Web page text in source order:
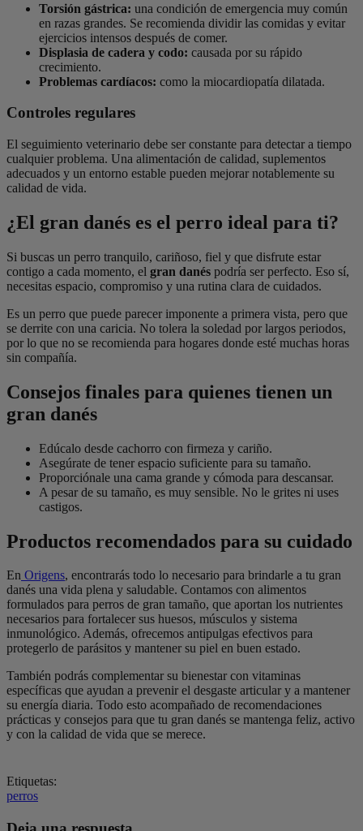
Torsión gástrica: una condición de emergencia muy común
en razas grandes. Se recomienda dividir las comidas y evitar
ejercicios intensos después de comer.
Displasia de cadera y codo: causada por su rápido
crecimiento.
Problemas cardíacos: como la miocardiopatía dilatada.
Controles regulares
El seguimiento veterinario debe ser constante para detectar a tiempo
cualquier problema. Una alimentación de calidad, suplementos
adecuados y un entorno estable pueden mejorar notablemente su
calidad de vida.
¿El gran danés es el perro ideal para ti?
Si buscas un perro tranquilo, cariñoso, fiel y que disfrute estar
contigo a cada momento, el gran danés podría ser perfecto. Eso sí,
necesitas espacio, compromiso y una rutina clara de cuidados.
Es un perro que puede parecer imponente a primera vista, pero que
se derrite con una caricia. No tolera la soledad por largos periodos,
por lo que no se recomienda para hogares donde esté muchas horas
sin compañía.
Consejos finales para quienes tienen un
gran danés
Edúcalo desde cachorro con firmeza y cariño.
Asegúrate de tener espacio suficiente para su tamaño.
Proporciónale una cama grande y cómoda para descansar.
A pesar de su tamaño, es muy sensible. No le grites ni uses
castigos.
Productos recomendados para su cuidado
En Origens, encontrarás todo lo necesario para brindarle a tu gran
danés una vida plena y saludable. Contamos con alimentos
formulados para perros de gran tamaño, que aportan los nutrientes
necesarios para fortalecer sus huesos, músculos y sistema
inmunológico. Además, ofrecemos antipulgas efectivos para
protegerlo de parásitos y mantener su piel en buen estado.
También podrás complementar su bienestar con vitaminas
específicas que ayudan a prevenir el desgaste articular y a mantener
su energía diaria. Todo esto acompañado de recomendaciones
prácticas y consejos para que tu gran danés se mantenga feliz, activo
y con la calidad de vida que se merece.
Etiquetas:
perros